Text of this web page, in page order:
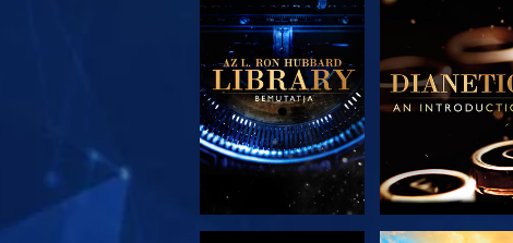
A SOROZAT
RÉSZEI
A SOROZAT
RÉSZEI